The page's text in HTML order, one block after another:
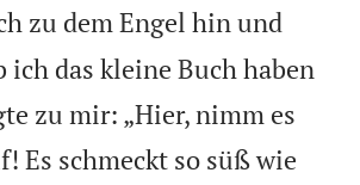
zu dem Engel hin und
ich das kleine Buch haben
zu mir: „Hier, nimm es
Es schmeckt so süß wie